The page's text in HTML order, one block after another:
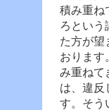
積み重ね
ろという
た方が望
おります
み重ねて
は、違反
す。そう